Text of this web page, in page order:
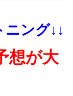
ニング↓↓
想が大